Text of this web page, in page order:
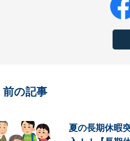
前の記事
夏の長期休暇